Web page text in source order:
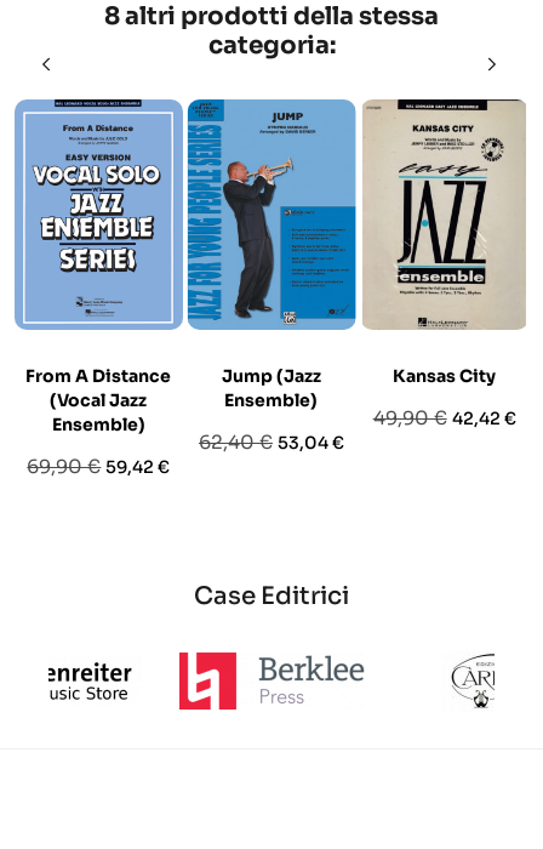
8 altri prodotti della stessa
categoria:
From A Distance
(Vocal Jazz
Ensemble)
Prezzo
69,90 €Prezzo
59,42 €
Jump (Jazz
Ensemble)
Prezzo
62,40 € Prezzo
53,04 €
Kansas City
Prezzo
49,90 € Prezzo
42,42 €
Case Editrici